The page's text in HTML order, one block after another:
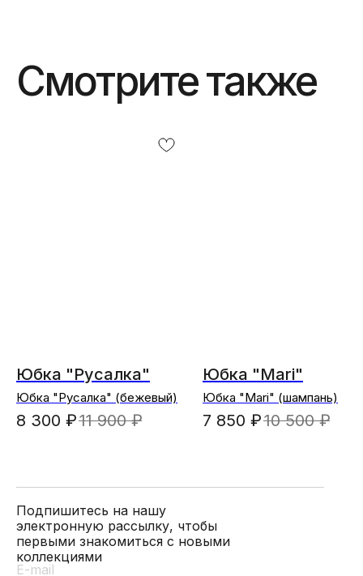
Смотрите также
Юбка "Русалка"
Юбка "Русалка" (бежевый)
8 300 ₽11 900 ₽
Юбка "Mari"
Юбка "Mari" (шампань)
7 850 ₽10 500 ₽
Подпишитесь на нашу
электронную рассылку, чтобы
первыми знакомиться с новыми
коллекциями